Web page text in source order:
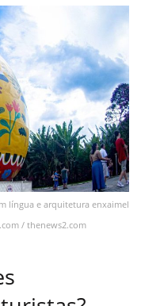
língua e arquitetura enxaimel
/ thenews2.com